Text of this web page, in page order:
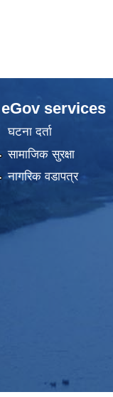
eGov services
घटना दर्ता
सामाजिक सुरक्षा
नागरिक वडापत्र